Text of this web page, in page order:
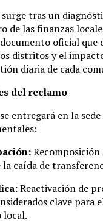
tras un
de las finanzas
oficial que
distritos y el
diaria de cada
del reclamo
entregará en la
la caída de
Reactivación de
clave para
local.